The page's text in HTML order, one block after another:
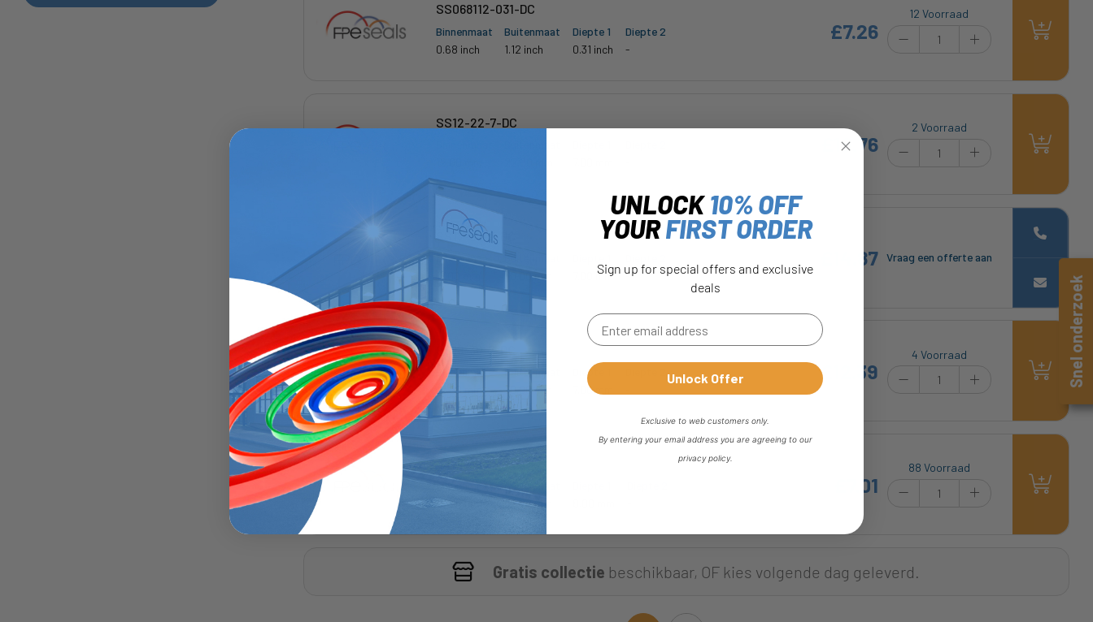
SS068112-031-DC
Binnenmaat
0.68 inch
Buitenmaat
1.12 inch
Diepte 1
0.31 inch
Diepte 2
-
12 Voorraad
£7.26
SS12-22-7-DC 2 Voorraad
£19.76
SS17-30-7-DC
Binnenmaat
17.00 mm
30.00 mm
7.00 mm
-
Vraag een offerte aan
£14.87
SS18-30-7-DC
Binnenmaat
18.00 mm
Buitenmaat
30.00 mm
Diepte 1
7.00 mm
4 Voorraad
£12.39
SS18-32-8-DC
Binnenmaat
18.00 mm
Buitenmaat
32.00 mm
88 Voorraad
£7.01
Gratis collectie beschikbaar, OF kies volgende dag geleverd.
Snel onderzoek
UNLOCK10% OFF
YOURFIRST ORDER
Sign up for special offers and exclusive
deals
Unlock Offer
Exclusive to web customers only.
By entering your email address you are agreeing to our
privacy policy.